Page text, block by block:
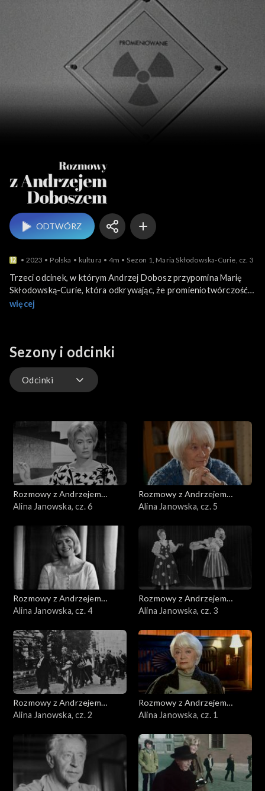
ODTWÓRZ
2023 Polska kultura 4m Sezon 1, Maria Skłodowska-Curie, cz. 3
Trzeci odcinek, w którym Andrzej Dobosz przypomina Marię
Skłodowską-Curie, która odkrywając, że promieniotwórczość
radowa wpływa uzdrawiająco na nowotwory złośliwe. Po
narażanie się na promieniowanie podczas badań
laboratoryjnych, doprowadziło do jej śmierci na anemię
złośliwą.
więcej
Sezony i odcinki
Odcinki
Rozmowy z Andrzejem
Doboszem
Alina Janowska, cz. 6
Rozmowy z Andrzejem
Doboszem
Alina Janowska, cz. 5
Rozmowy z Andrzejem
Doboszem
Alina Janowska, cz. 4
Rozmowy z Andrzejem
Doboszem
Alina Janowska, cz. 3
Rozmowy z Andrzejem
Doboszem
Alina Janowska, cz. 2
Rozmowy z Andrzejem
Doboszem
Alina Janowska, cz. 1